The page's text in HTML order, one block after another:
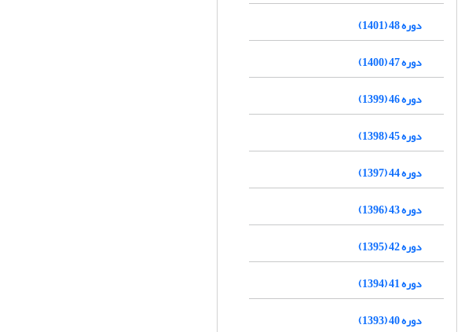
دوره 48 (1401)
دوره 47 (1400)
دوره 46 (1399)
دوره 45 (1398)
دوره 44 (1397)
دوره 43 (1396)
دوره 42 (1395)
دوره 41 (1394)
دوره 40 (1393)